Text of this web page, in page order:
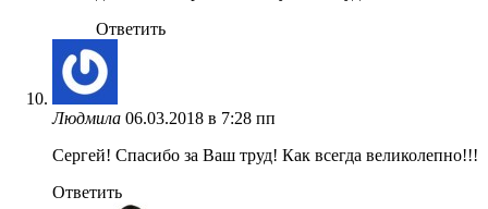
Ответить
Людмила 06.03.2018 в 7:28 пп
Сергей! Спасибо за Ваш труд! Как всегда великолепно!!!
Ответить